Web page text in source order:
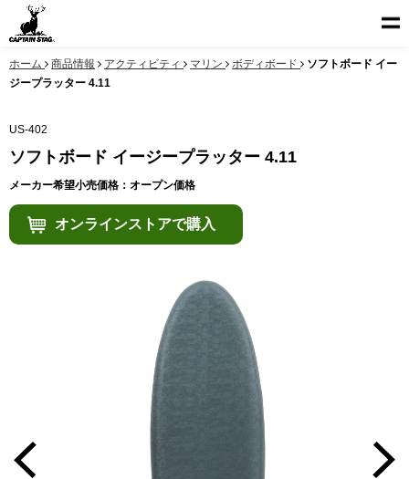
ホーム 商品情報 アクティビティ マリン ボディボード
ソフトボード イー
ジープラッター 4.11
US-402
ソフトボード イージープラッター 4.11
メーカー希望小売価格：オープン価格
オンラインストアで購入